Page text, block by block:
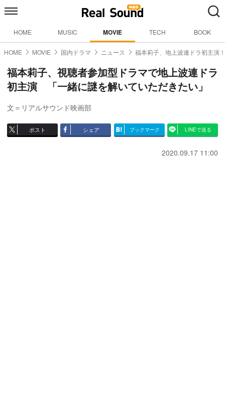
HOME MUSIC MOVIE TECH BOOK
HOME MOVIE 国内ドラマ ニュース 福本莉子、地上波連ドラ初主演！
福本莉子、視聴者参加型ドラマで地上波連ドラ
初主演 「一緒に謎を解いていただきたい」
文＝リアルサウンド映画部
ポスト シェア ブックマーク LINEで送る
2020.09.17 11:00